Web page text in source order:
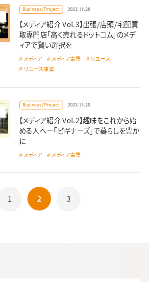
Business/Project 2023.11.28
【メディア紹介 Vol.3】出張/店頭/宅配買
取専門店「高く売れるドットコム」のメデ
ィアで賢い選択を
メディア メディア事業 リユース
リユース事業
Business/Project 2023.11.20
【メディア紹介 Vol.2】趣味をこれから始
める人へー「ビギナーズ」で暮らしを豊か
に
メディア メディア事業
1 2 3